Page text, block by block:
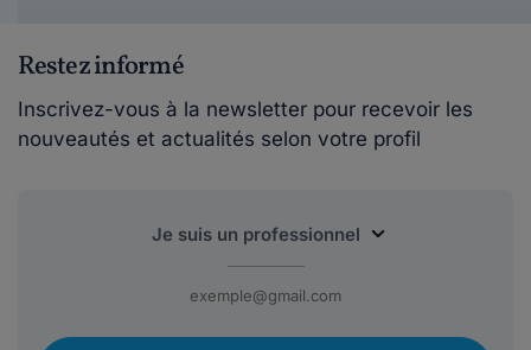
Restez informé
Inscrivez-vous à la newsletter pour recevoir les
nouveautés et actualités selon votre profil